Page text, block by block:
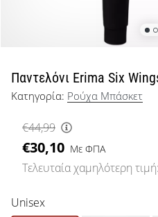
μπάσκετ
όπως
εμείς;
μαζί
μας
ως
πρεσβευτής
μάρκας
Παντελόνι Erima Six
Κατηγορία: Ρούχα Μπάσκετ
€44,99
€30,10 Με ΦΠΑ
Τελευταία χαμηλότερη τιμή:
Unisex